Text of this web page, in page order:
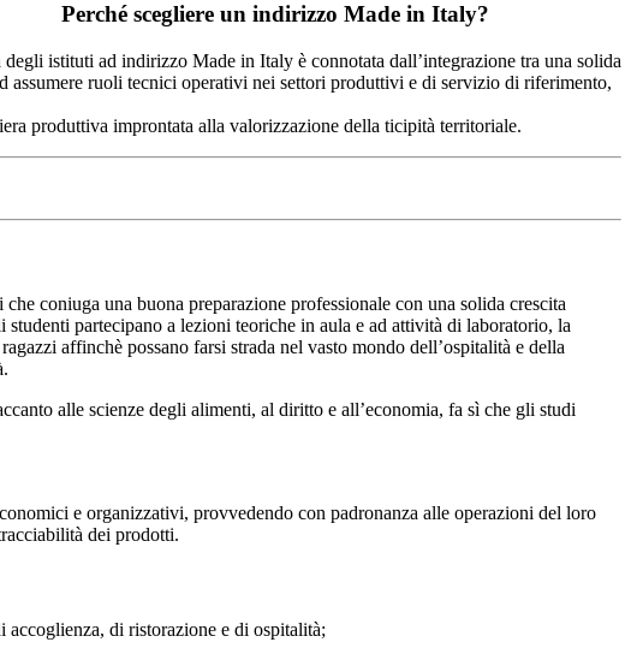
Perché scegliere un indirizzo Made in Italy?
degli istituti ad indirizzo Made in Italy è connotata dall’integrazione tra una solida
assumere ruoli tecnici operativi nei settori produttivi e di servizio di riferimento,
produttiva improntata alla valorizzazione della ticipità territoriale.
coniuga una buona preparazione professionale con una solida crescita
partecipano a lezioni teoriche in aula e ad attività di laboratorio, la
affinchè possano farsi strada nel vasto mondo dell’ospitalità e della
alle scienze degli alimenti, al diritto e all’economia, fa sì che gli studi
e organizzativi, provvedendo con padronanza alle operazioni del loro
dei prodotti.
di ristorazione e di ospitalità;